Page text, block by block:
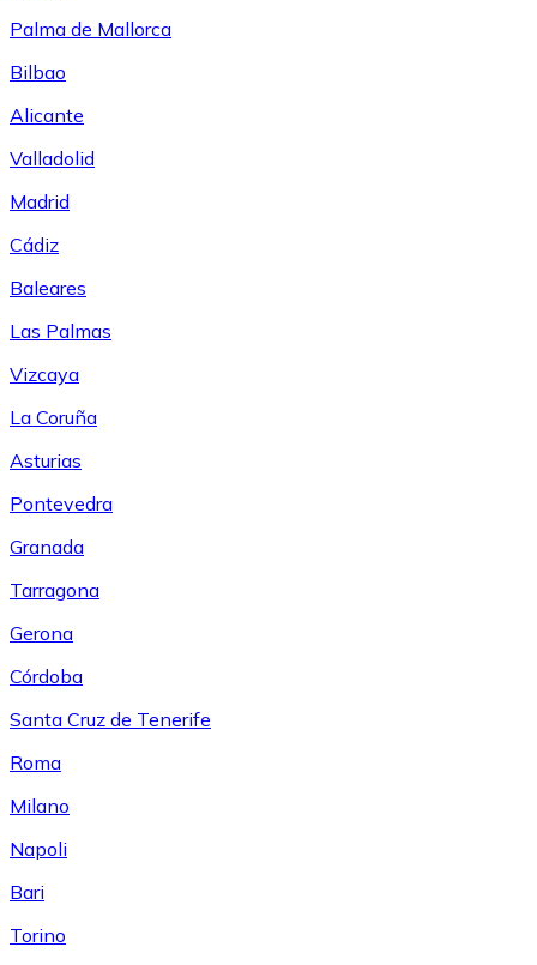
Palma de Mallorca
Bilbao
Alicante
Valladolid
Madrid
Cádiz
Baleares
Las Palmas
Vizcaya
La Coruña
Asturias
Pontevedra
Granada
Tarragona
Gerona
Córdoba
Santa Cruz de Tenerife
Roma
Milano
Napoli
Bari
Torino